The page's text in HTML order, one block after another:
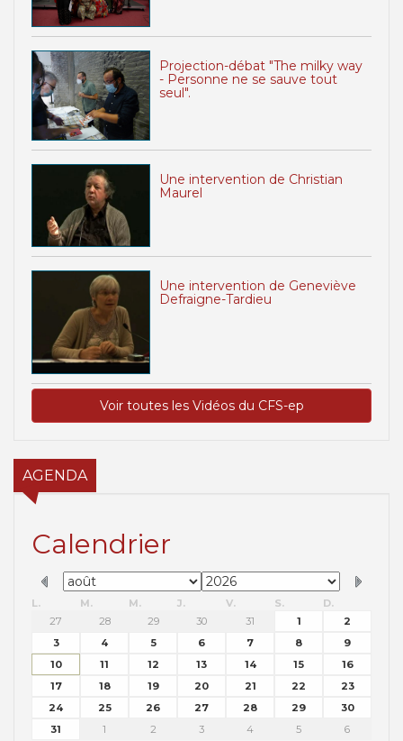
Projection-débat "The milky way
- Personne ne se sauve tout
seul".
Une intervention de Christian
Maurel
Une intervention de Geneviève
Defraigne-Tardieu
Voir toutes les Vidéos du CFS-ep
AGENDA
Calendrier
L. M. M. J. V. S.
D.
27
28 29 30 31 1
2
3
4 5 6 7 8
9
10
11 12 13 14 15
16
17
18 19 20 21 22
23
24
25 26 27 28 29
30
31
1 2 3 4 5 6